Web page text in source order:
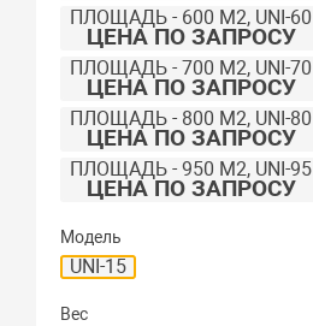
ПЛОЩАДЬ - 600 М2, UNI-60
ЦЕНА ПО ЗАПРОСУ
ПЛОЩАДЬ - 700 М2, UNI-70
ЦЕНА ПО ЗАПРОСУ
ПЛОЩАДЬ - 800 М2, UNI-80
ЦЕНА ПО ЗАПРОСУ
ПЛОЩАДЬ - 950 М2, UNI-95
ЦЕНА ПО ЗАПРОСУ
Модель
UNI-15
Вес